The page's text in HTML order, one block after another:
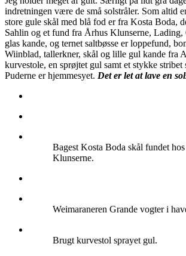
indretningen være de små solstråler. Som altid
store gule skål med blå fod er fra Kosta Boda,
Sahlin og et fund fra Århus Klunserne, Lading,
glas kande, og ternet saltbøsse er loppefund,
Wiinblad, tallerkner, skål og lille gul kande fra
kurvestole, en sprøjtet gul samt et stykke stribet
Puderne er hjemmesyet. Det er let at lave en
Bagest Kosta Boda skål fundet
Klunserne.
Weimaraneren Grande vogter i
Brugt kurvestol sprayet gul.